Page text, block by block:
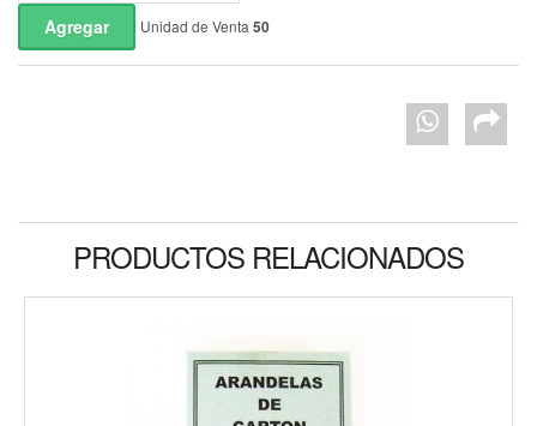
Unidad de Venta 50
PRODUCTOS RELACIONADOS